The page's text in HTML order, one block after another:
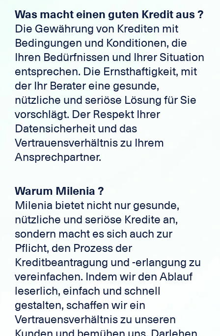
Was macht einen guten Kredit aus ?
Die Gewährung von Krediten mit
Bedingungen und Konditionen, die
Ihren Bedürfnissen und Ihrer Situation
entsprechen. Die Ernsthaftigkeit, mit
der Ihr Berater eine gesunde,
nützliche und seriöse Lösung für Sie
vorschlägt. Der Respekt Ihrer
Datensicherheit und das
Vertrauensverhältnis zu Ihrem
Ansprechpartner.
Warum Milenia ?
Milenia bietet nicht nur gesunde,
nützliche und seriöse Kredite an,
sondern macht es sich auch zur
Pflicht, den Prozess der
Kreditbeantragung und -erlangung zu
vereinfachen. Indem wir den Ablauf
leserlich, einfach und schnell
gestalten, schaffen wir ein
Vertrauensverhältnis zu unseren